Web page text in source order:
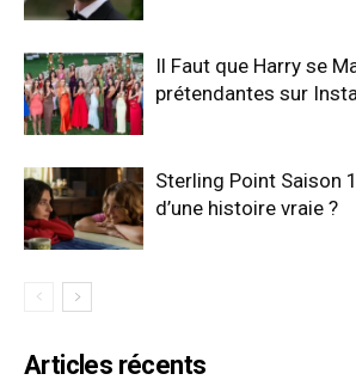
Il Faut que Harry se
prétendantes sur
Sterling Point Saison
d’une histoire vraie ?
Articles récents